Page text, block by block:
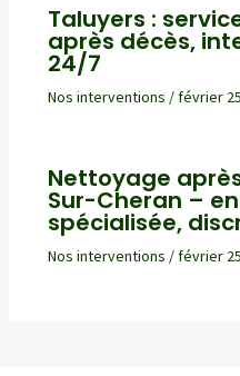
Taluyers :
après décès,
24/7
Nos interventions /février
Nettoyage
Sur-Cheran –
spécialisée,
Nos interventions /février